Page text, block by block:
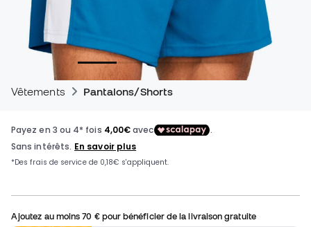
Vêtements Pantalons/Shorts
Ajoutez au moins70 €pour bénéficier de la livraison gratuite